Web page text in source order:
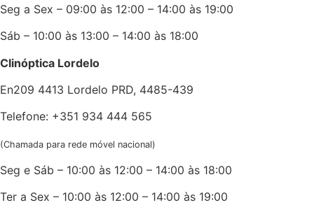
Seg a Sex – 09:00 às 12:00 – 14:00 às 19:00
Sáb – 10:00 às 13:00 – 14:00 às 18:00
Clinóptica Lordelo
En209 4413 Lordelo PRD, 4485-439
Telefone: +351 934 444 565
(Chamada para rede móvel nacional)
Seg e Sáb – 10:00 às 12:00 – 14:00 às 18:00
Ter a Sex – 10:00 às 12:00 – 14:00 às 19:00